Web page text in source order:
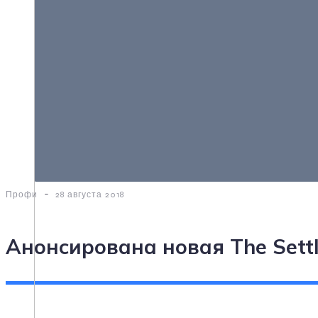
Профи - 28 августа 2018
Анонсирована новая The